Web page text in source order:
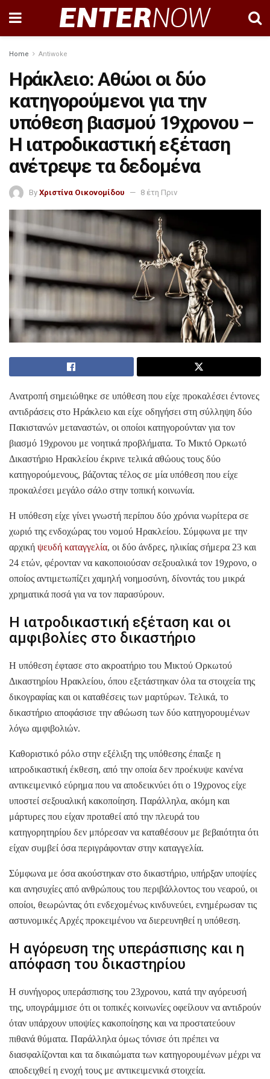
Home Antiwoke
Ηράκλειο: Αθώοι οι δύο
κατηγορούμενοι για την
υπόθεση βιασμού 19χρονου –
Η ιατροδικαστική εξέταση
ανέτρεψε τα δεδομένα
By Χριστίνα Οικονομίδου 8 έτη Πριν
Ανατροπή σημειώθηκε σε υπόθεση που είχε προκαλέσει έντονες
αντιδράσεις στο Ηράκλειο και είχε οδηγήσει στη σύλληψη δύο
Πακιστανών μεταναστών, οι οποίοι κατηγορούνταν για τον
βιασμό 19χρονου με νοητικά προβλήματα. Το Μικτό Ορκωτό
Δικαστήριο Ηρακλείου έκρινε τελικά αθώους τους δύο
κατηγορούμενους, βάζοντας τέλος σε μία υπόθεση που είχε
προκαλέσει μεγάλο σάλο στην τοπική κοινωνία.
Η υπόθεση είχε γίνει γνωστή περίπου δύο χρόνια νωρίτερα σε
χωριό της ενδοχώρας του νομού Ηρακλείου. Σύμφωνα με την
αρχική ψευδή καταγγελία, οι δύο άνδρες, ηλικίας σήμερα 23 και
24 ετών, φέρονταν να κακοποιούσαν σεξουαλικά τον 19χρονο, ο
οποίος αντιμετωπίζει χαμηλή νοημοσύνη, δίνοντάς του μικρά
χρηματικά ποσά για να τον παρασύρουν.
Η ιατροδικαστική εξέταση και οι
αμφιβολίες στο δικαστήριο
Η υπόθεση έφτασε στο ακροατήριο του Μικτού Ορκωτού
Δικαστηρίου Ηρακλείου, όπου εξετάστηκαν όλα τα στοιχεία της
δικογραφίας και οι καταθέσεις των μαρτύρων. Τελικά, το
δικαστήριο αποφάσισε την αθώωση των δύο κατηγορουμένων
λόγω αμφιβολιών.
Καθοριστικό ρόλο στην εξέλιξη της υπόθεσης έπαιξε η
ιατροδικαστική έκθεση, από την οποία δεν προέκυψε κανένα
αντικειμενικό εύρημα που να αποδεικνύει ότι ο 19χρονος είχε
υποστεί σεξουαλική κακοποίηση. Παράλληλα, ακόμη και
μάρτυρες που είχαν προταθεί από την πλευρά του
κατηγορητηρίου δεν μπόρεσαν να καταθέσουν με βεβαιότητα ότι
είχαν συμβεί όσα περιγράφονταν στην καταγγελία.
Σύμφωνα με όσα ακούστηκαν στο δικαστήριο, υπήρξαν υποψίες
και ανησυχίες από ανθρώπους του περιβάλλοντος του νεαρού, οι
οποίοι, θεωρώντας ότι ενδεχομένως κινδυνεύει, ενημέρωσαν τις
αστυνομικές Αρχές προκειμένου να διερευνηθεί η υπόθεση.
Η αγόρευση της υπεράσπισης και η
απόφαση του δικαστηρίου
Η συνήγορος υπεράσπισης του 23χρονου, κατά την αγόρευσή
της, υπογράμμισε ότι οι τοπικές κοινωνίες οφείλουν να αντιδρούν
όταν υπάρχουν υποψίες κακοποίησης και να προστατεύουν
πιθανά θύματα. Παράλληλα όμως τόνισε ότι πρέπει να
διασφαλίζονται και τα δικαιώματα των κατηγορουμένων μέχρι να
αποδειχθεί η ενοχή τους με αντικειμενικά στοιχεία.